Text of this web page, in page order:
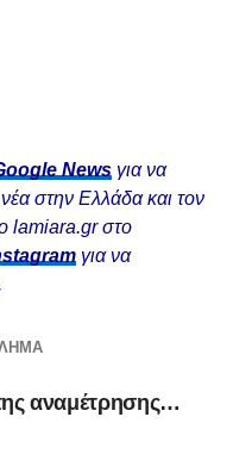
Newsγια να
στην Ελλάδα και τον
lamiara.gr στο
για να
αναμέτρησης…